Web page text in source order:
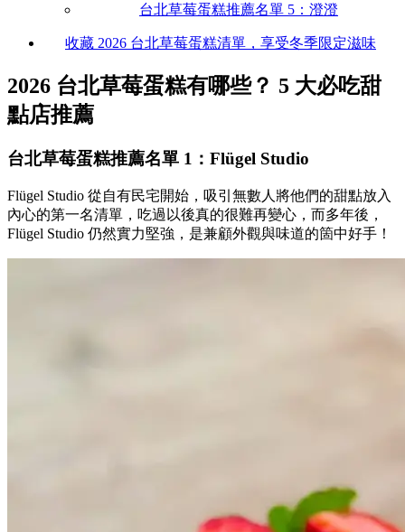
台北草莓蛋糕推薦名單 5：澄澄
收藏 2026 台北草莓蛋糕清單，享受冬季限定滋味
2026 台北草莓蛋糕有哪些？ 5 大必吃甜
點店推薦
台北草莓蛋糕推薦名單 1：Flügel Studio
Flügel Studio 從自有民宅開始，吸引無數人將他們的甜點放入
內心的第一名清單，吃過以後真的很難再變心，而多年後，
Flügel Studio 仍然實力堅強，是兼顧外觀與味道的箇中好手！